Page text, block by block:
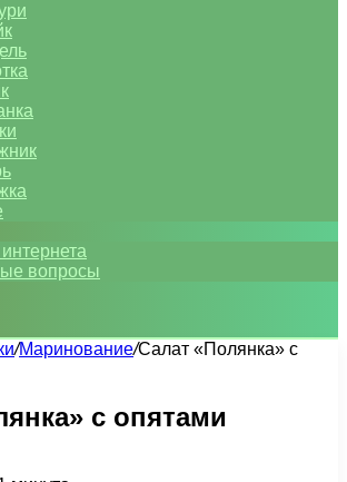
вопросы
/Маринование/Салат «Полянка» с
с опятами